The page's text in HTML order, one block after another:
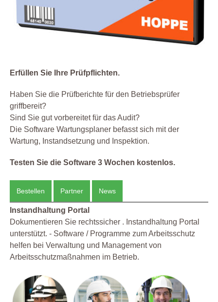
Erfüllen Sie Ihre Prüfpflichten.
Haben Sie die Prüfberichte für den Betriebsprüfer
griffbereit?
Sind Sie gut vorbereitet für das Audit?
Die Software Wartungsplaner befasst sich mit der
Wartung, Instandsetzung und Inspektion.
Testen Sie die Software 3 Wochen kostenlos.
Bestellen Partner News
Instandhaltung Portal
Dokumentieren Sie rechtssicher . Instandhaltung Portal
unterstützt. - Software / Programme zum Arbeitsschutz
helfen bei Verwaltung und Management von
Arbeitsschutzmaßnahmen im Betrieb.